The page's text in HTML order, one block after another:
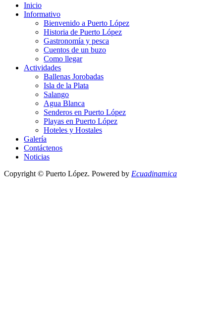
Inicio
Informativo
Bienvenido a Puerto López
Historia de Puerto López
Gastronomía y pesca
Cuentos de un buzo
Como llegar
Actividades
Ballenas Jorobadas
Isla de la Plata
Salango
Agua Blanca
Senderos en Puerto López
Playas en Puerto López
Hoteles y Hostales
Galería
Contáctenos
Noticias
Copyright © Puerto López. Powered by Ecuadinamica